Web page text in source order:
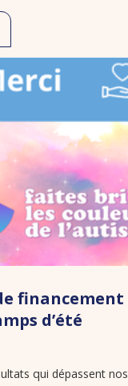
d’été
qui dépassent